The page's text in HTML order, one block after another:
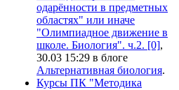
одарённости в предметных
областях" или иначе
"Олимпиадное движение в
школе. Биология". ч.2. [0],
30.03 15:29 в блоге
Альтернативная биология.
Курсы ПК "Методика